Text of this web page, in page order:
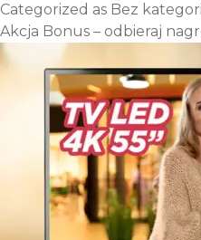
Categorized as Bez
Akcja Bonus – odbieraj